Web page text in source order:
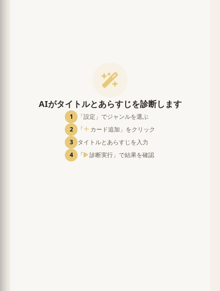
AIがタイトルとあらすじを診断します
1
「設定」でジャンルを選ぶ
2
「
カード追加」をクリック
3
タイトルとあらすじを入力
4
「 診断実行」で結果を確認